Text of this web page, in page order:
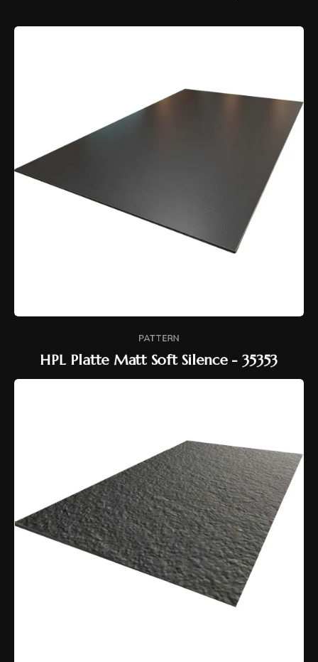
PATTERN
HPL Platte Matt Soft Silence - 35353